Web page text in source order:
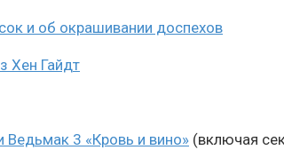
и об окрашивании доспехов
Хен Гайдт
Ведьмак 3 «Кровь и вино» (включая